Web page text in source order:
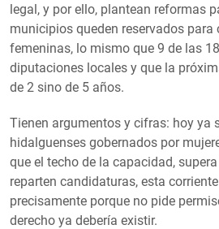
legal, y por ello, plantean reformas
municipios queden reservados para
femeninas, lo mismo que 9 de las
diputaciones locales y que la
de 2 sino de 5 años.
Tienen argumentos y cifras: hoy ya
hidalguenses gobernados por
que el techo de la capacidad,
reparten candidaturas, esta
precisamente porque no pide
derecho ya debería existir.